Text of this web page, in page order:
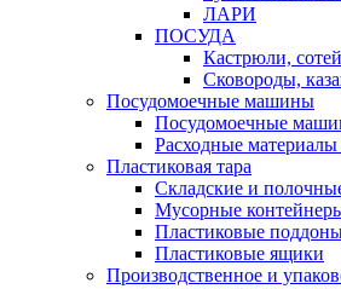
ЛАРИ
ПОСУДА
Кастрюли,
Сковороды,
Посудомоечные машины
Посудомоечные
Расходные
Пластиковая тара
Складские и
Мусорные
Пластиковые
Пластиковые ящики
Производственное и